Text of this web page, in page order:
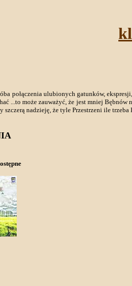
połączenia ulubionych gatunków,
...to może zauważyć, że jest mniej
szczerą nadzieję, że tyle Przestrzeni ile trzeba